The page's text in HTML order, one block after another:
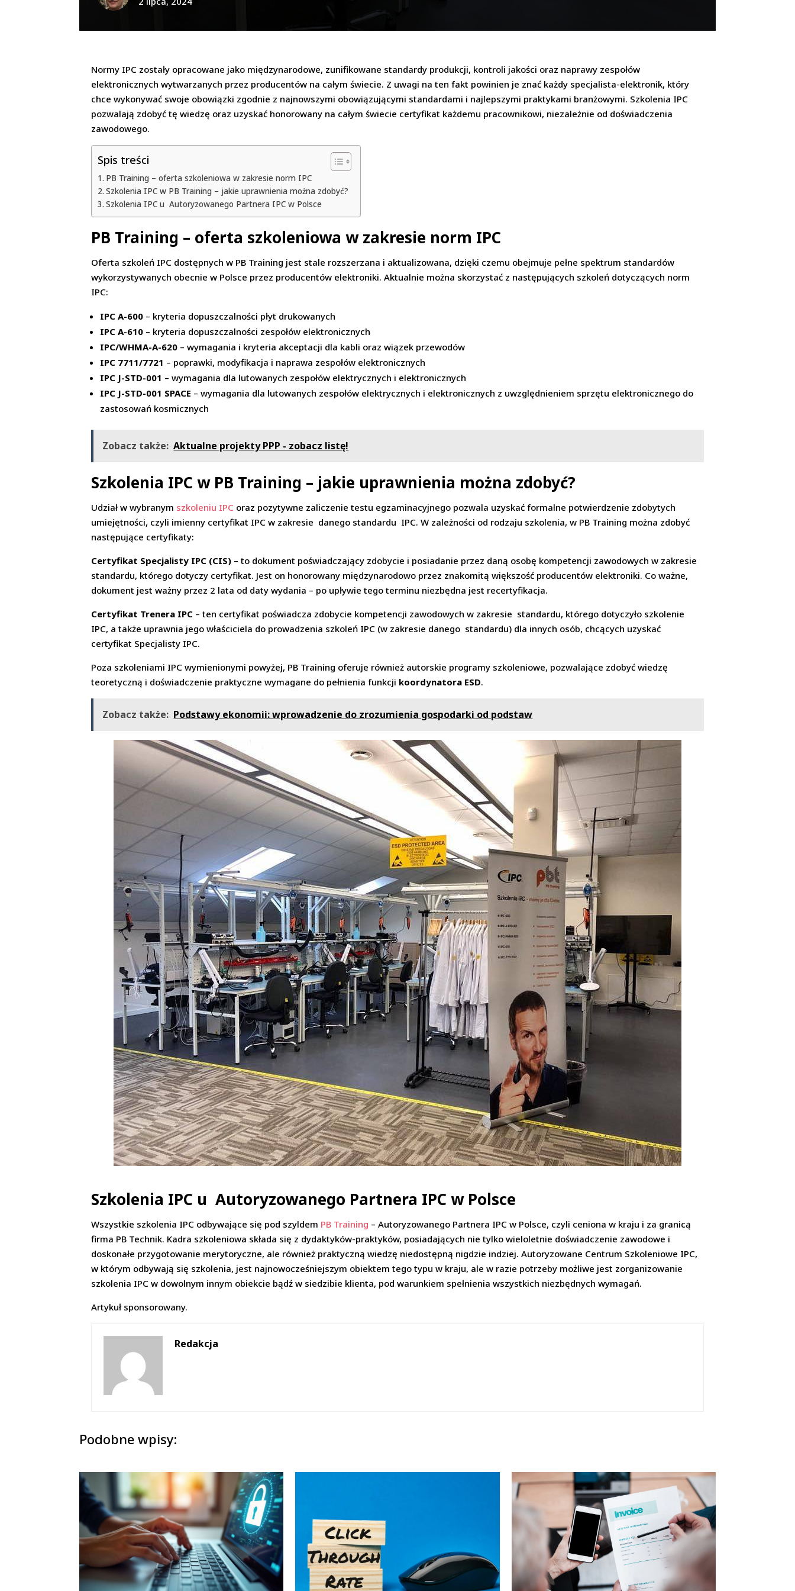
Normy IPC zostały opracowane jako międzynarodowe, zunifikowane standardy produkcji, kontroli jakości oraz naprawy zespołów
elektronicznych wytwarzanych przez producentów na całym świecie. Z uwagi na ten fakt powinien je znać każdy specjalista-elektronik, który
chce wykonywać swoje obowiązki zgodnie z najnowszymi obowiązującymi standardami i najlepszymi praktykami branżowymi. Szkolenia IPC
pozwalają zdobyć tę wiedzę oraz uzyskać honorowany na całym świecie certyfikat każdemu pracownikowi, niezależnie od doświadczenia
zawodowego.
Spis treści
PB Training – oferta szkoleniowa w zakresie norm IPC
Szkolenia IPC w PB Training – jakie uprawnienia można zdobyć?
Szkolenia IPC u Autoryzowanego Partnera IPC w Polsce
PB Training – oferta szkoleniowa w zakresie norm IPC
Oferta szkoleń IPC dostępnych w PB Training jest stale rozszerzana i aktualizowana, dzięki czemu obejmuje pełne spektrum standardów
wykorzystywanych obecnie w Polsce przez producentów elektroniki. Aktualnie można skorzystać z następujących szkoleń dotyczących norm
IPC:
IPC A-600 – kryteria dopuszczalności płyt drukowanych
IPC A-610 – kryteria dopuszczalności zespołów elektronicznych
IPC/WHMA-A-620 – wymagania i kryteria akceptacji dla kabli oraz wiązek przewodów
IPC 7711/7721 – poprawki, modyfikacja i naprawa zespołów elektronicznych
IPC J-STD-001 – wymagania dla lutowanych zespołów elektrycznych i elektronicznych
IPC J-STD-001 SPACE – wymagania dla lutowanych zespołów elektrycznych i elektronicznych z uwzględnieniem sprzętu elektronicznego do
zastosowań kosmicznych
Zobacz także: Aktualne projekty PPP - zobacz listę!
Szkolenia IPC w PB Training – jakie uprawnienia można zdobyć?
Udział w wybranym szkoleniu IPC oraz pozytywne zaliczenie testu egzaminacyjnego pozwala uzyskać formalne potwierdzenie zdobytych
umiejętności, czyli imienny certyfikat IPC w zakresie danego standardu IPC. W zależności od rodzaju szkolenia, w PB Training można zdobyć
następujące certyfikaty:
Certyfikat Specjalisty IPC (CIS) – to dokument poświadczający zdobycie i posiadanie przez daną osobę kompetencji zawodowych w zakresie
standardu, którego dotyczy certyfikat. Jest on honorowany międzynarodowo przez znakomitą większość producentów elektroniki. Co ważne,
dokument jest ważny przez 2 lata od daty wydania – po upływie tego terminu niezbędna jest recertyfikacja.
Certyfikat Trenera IPC – ten certyfikat poświadcza zdobycie kompetencji zawodowych w zakresie standardu, którego dotyczyło szkolenie
IPC, a także uprawnia jego właściciela do prowadzenia szkoleń IPC (w zakresie danego standardu) dla innych osób, chcących uzyskać
certyfikat Specjalisty IPC.
Poza szkoleniami IPC wymienionymi powyżej, PB Training oferuje również autorskie programy szkoleniowe, pozwalające zdobyć wiedzę
teoretyczną i doświadczenie praktyczne wymagane do pełnienia funkcji koordynatora ESD.
Zobacz także: Podstawy ekonomii: wprowadzenie do zrozumienia gospodarki od podstaw
Szkolenia IPC u Autoryzowanego Partnera IPC w Polsce
Wszystkie szkolenia IPC odbywające się pod szyldem PB Training – Autoryzowanego Partnera IPC w Polsce, czyli ceniona w kraju i za granicą
firma PB Technik. Kadra szkoleniowa składa się z dydaktyków-praktyków, posiadających nie tylko wieloletnie doświadczenie zawodowe i
doskonałe przygotowanie merytoryczne, ale również praktyczną wiedzę niedostępną nigdzie indziej. Autoryzowane Centrum Szkoleniowe IPC,
w którym odbywają się szkolenia, jest najnowocześniejszym obiektem tego typu w kraju, ale w razie potrzeby możliwe jest zorganizowanie
szkolenia IPC w dowolnym innym obiekcie bądź w siedzibie klienta, pod warunkiem spełnienia wszystkich niezbędnych wymagań.
Artykuł sponsorowany.
Redakcja
Podobne wpisy: